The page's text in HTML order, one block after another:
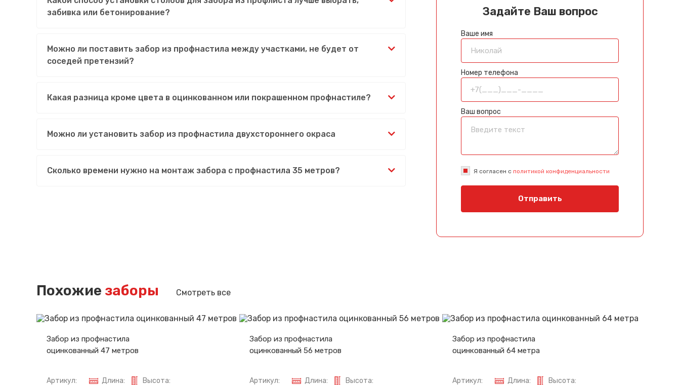
забивка или бетонирование?
Можно ли поставить забор из профнастила между участками, не будет от
соседей претензий?
Какая разница кроме цвета в оцинкованном или покрашенном профнастиле?
Можно ли установить забор из профнастила двухстороннего окраса
Сколько времени нужно на монтаж забора с профнастила 35 метров?
Задайте Ваш вопрос
Ваше имя
Номер телефона
Ваш вопрос
Я согласен с политикой конфиденциальности
Отправить
Похожие заборы Смотреть все
Забор из профнастила
оцинкованный 47 метров
Артикул:
Длина:
Высота:
Забор из профнастила
оцинкованный 56 метров
Артикул:
Длина:
Высота:
Забор из профнастила
оцинкованный 64 метра
Артикул:
Длина:
Высота:
Сообщение успешно отправлено